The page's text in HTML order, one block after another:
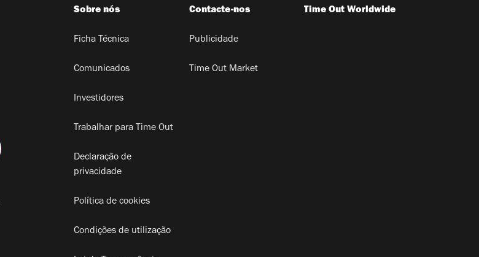
Sobre nós
Ficha Técnica
Comunicados
Investidores
Trabalhar para Time Out
Declaração de
privacidade
Política de cookies
Condições de utilização
Contacte-nos
Publicidade
Time Out Market
Time Out Worldwide